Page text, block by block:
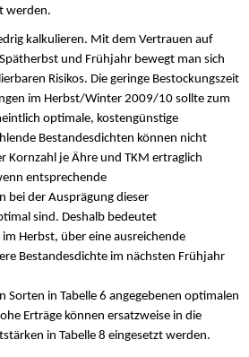
werden.
kalkulieren. Mit dem Vertrauen auf
und Frühjahr bewegt man sich
Risikos. Die geringe Bestockungszeit
im Herbst/Winter 2009/10 sollte zum
optimale, kostengünstige
Bestandesdichten können nicht
Kornzahl je Ähre und TKM ertraglich
entsprechende
bei der Ausprägung dieser
sind. Deshalb bedeutet
Herbst, über eine ausreichende
Bestandesdichte im nächsten Frühjahr
Sorten in Tabelle 6 angegebenen optimalen
Erträge können ersatzweise in die
in Tabelle 8 eingesetzt werden.